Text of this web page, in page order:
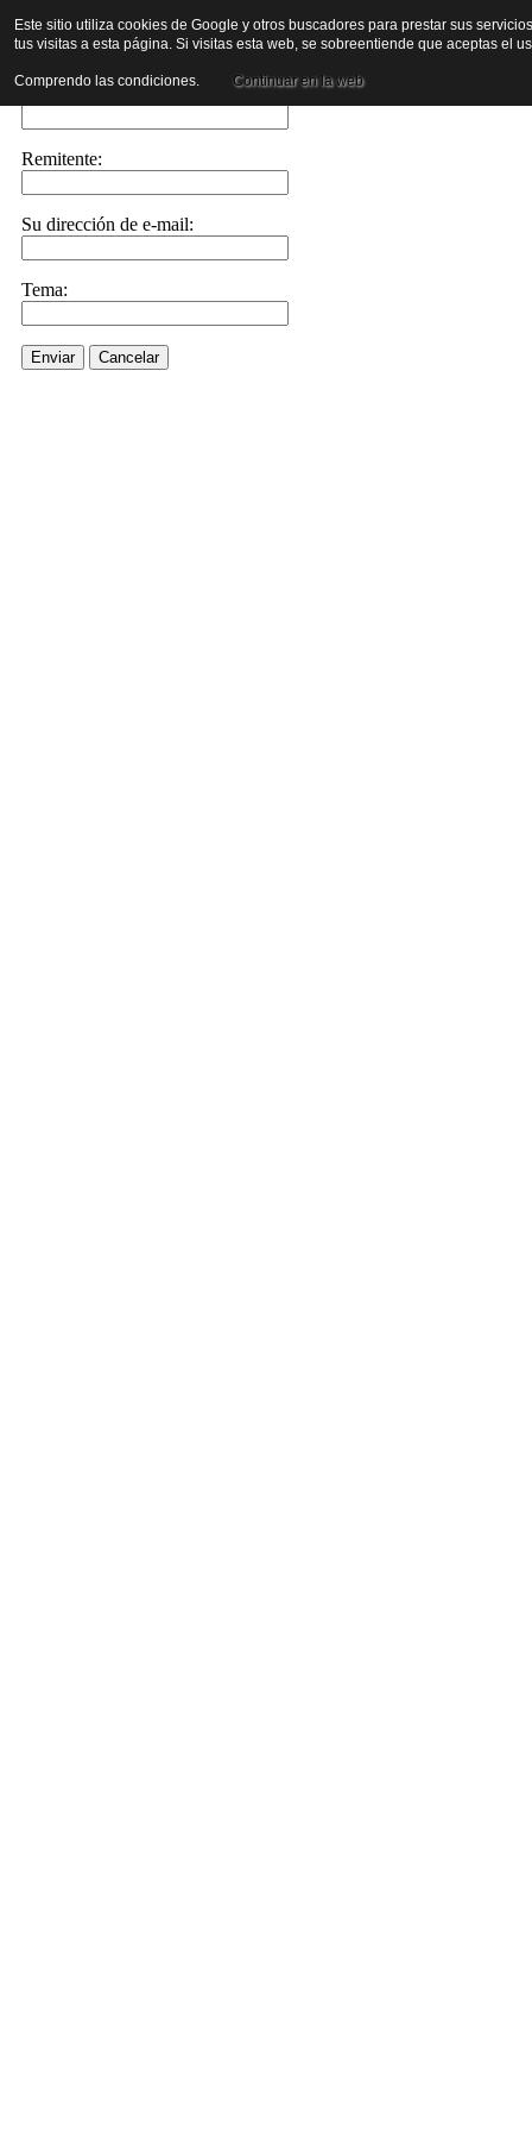
Enviar este enlace a un amigo por e-mail
Enviar e-mail a::
Remitente:
Su dirección de e-mail:
Tema:
Enviar Cancelar
Este sitio utiliza cookies de Google y otros buscadores para prestar sus
tus visitas a esta página. Si visitas esta web, se sobreentiende que aceptas el
Comprendo las condiciones. Continuar en la web